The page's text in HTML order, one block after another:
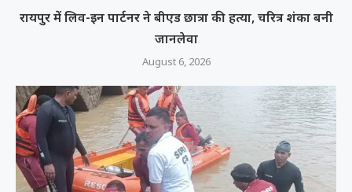
रायपुर में लिव-इन पार्टनर ने बीएड छात्रा की हत्या, चरित्र शंका बनी
जानलेवा
August 6, 2026